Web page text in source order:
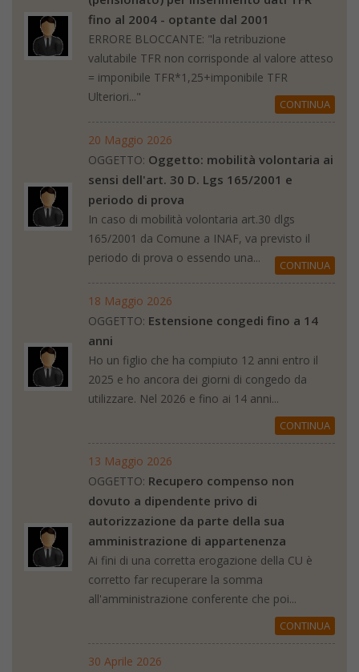
fino al 2004 - optante dal 2001
ERRORE BLOCCANTE: "la retribuzione
valutabile TFR non corrisponde al valore atteso
= imponibile TFR*1,25+imponibile TFR
Ulteriori..."
CONTINUA
20 Maggio 2026
OGGETTO: Oggetto: mobilità volontaria ai
sensi dell'art. 30 D. Lgs 165/2001 e
periodo di prova
In caso di mobilità volontaria art.30 dlgs
165/2001 da Comune a INAF, va previsto il
periodo di prova o essendo una...
CONTINUA
18 Maggio 2026
OGGETTO: Estensione congedi fino a 14
anni
Ho un figlio che ha compiuto 12 anni entro il
2025 e ho ancora dei giorni di congedo da
utilizzare. Nel 2026 e fino ai 14 anni...
CONTINUA
13 Maggio 2026
OGGETTO: Recupero compenso non
dovuto a dipendente privo di
autorizzazione da parte della sua
amministrazione di appartenenza
Ai fini di una corretta erogazione della CU è
corretto far recuperare la somma
all'amministrazione conferente che poi...
CONTINUA
30 Aprile 2026